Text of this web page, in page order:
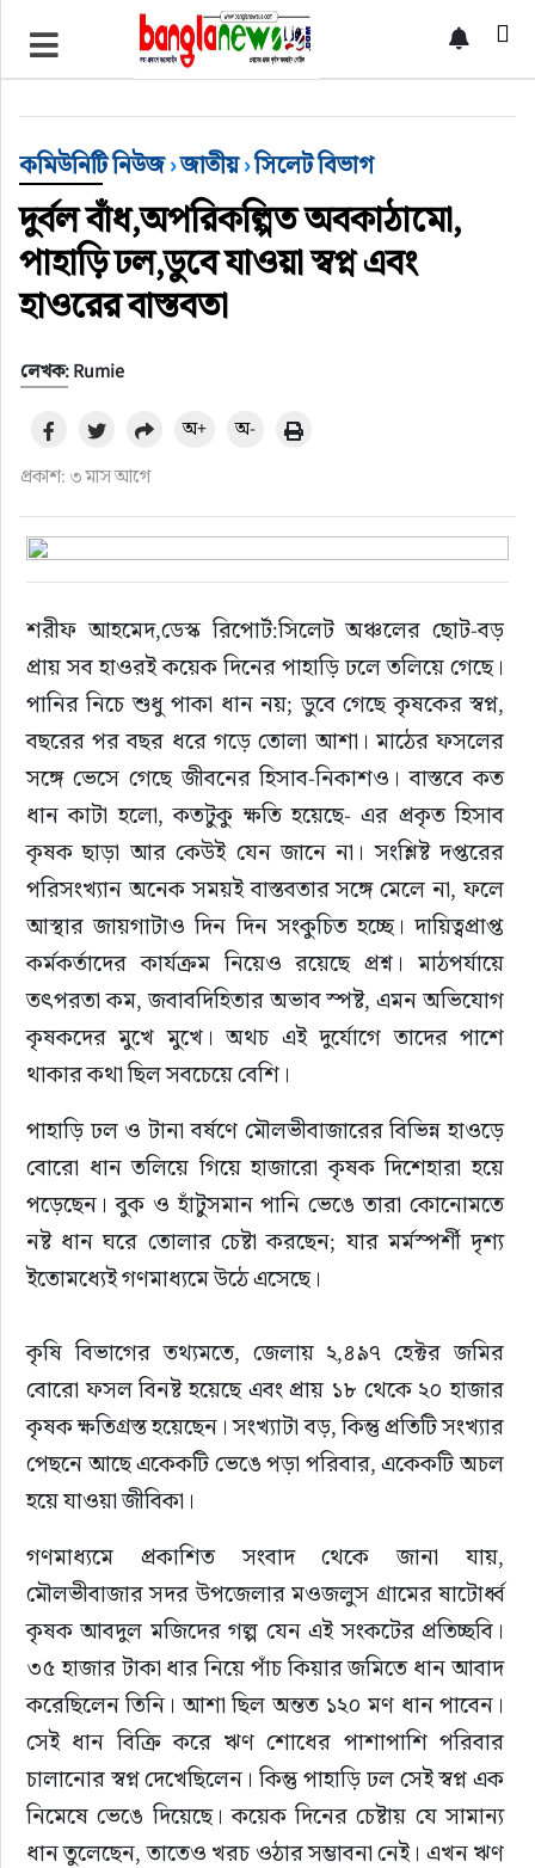
টপ নিউজ
ইন্টারন্যাশনাল
সিলেট বিভাগ
মার্কিন যুক্তরাষ্ট্র
নিউইয়র্ক
ইউরোপ
জাতীয়
তারুণ্য
সময়ের প্রলাপ
কমিউনিটি নিউজ›জাতীয়›সিলেট বিভাগ
দুর্বল বাঁধ,অপরিকল্পিত অবকাঠামো,
পাহাড়ি ঢল,ডুবে যাওয়া স্বপ্ন এবং
হাওরের বাস্তবতা
লেখক: Rumie
প্রকাশ: ৩ মাস আগে
অ+ অ-
শরীফ আহমেদ,ডেস্ক রিপোর্ট:সিলেট অঞ্চলের ছোট-বড়
প্রায় সব হাওরই কয়েক দিনের পাহাড়ি ঢলে তলিয়ে গেছে।
পানির নিচে শুধু পাকা ধান নয়; ডুবে গেছে কৃষকের স্বপ্ন,
বছরের পর বছর ধরে গড়ে তোলা আশা। মাঠের ফসলের
সঙ্গে ভেসে গেছে জীবনের হিসাব-নিকাশও। বাস্তবে কত
ধান কাটা হলো, কতটুকু ক্ষতি হয়েছে- এর প্রকৃত হিসাব
কৃষক ছাড়া আর কেউই যেন জানে না। সংশ্লিষ্ট দপ্তরের
পরিসংখ্যান অনেক সময়ই বাস্তবতার সঙ্গে মেলে না, ফলে
আস্থার জায়গাটাও দিন দিন সংকুচিত হচ্ছে। দায়িত্বপ্রাপ্ত
কর্মকর্তাদের কার্যক্রম নিয়েও রয়েছে প্রশ্ন। মাঠপর্যায়ে
তৎপরতা কম, জবাবদিহিতার অভাব স্পষ্ট, এমন অভিযোগ
কৃষকদের মুখে মুখে। অথচ এই দুর্যোগে তাদের পাশে
থাকার কথা ছিল সবচেয়ে বেশি।
পাহাড়ি ঢল ও টানা বর্ষণে মৌলভীবাজারের বিভিন্ন হাওড়ে
বোরো ধান তলিয়ে গিয়ে হাজারো কৃষক দিশেহারা হয়ে
পড়েছেন। বুক ও হাঁটুসমান পানি ভেঙে তারা কোনোমতে
নষ্ট ধান ঘরে তোলার চেষ্টা করছেন; যার মর্মস্পর্শী দৃশ্য
ইতোমধ্যেই গণমাধ্যমে উঠে এসেছে।
কৃষি বিভাগের তথ্যমতে, জেলায় ২,৪৯৭ হেক্টর জমির
বোরো ফসল বিনষ্ট হয়েছে এবং প্রায় ১৮ থেকে ২০ হাজার
কৃষক ক্ষতিগ্রস্ত হয়েছেন। সংখ্যাটা বড়, কিন্তু প্রতিটি সংখ্যার
পেছনে আছে একেকটি ভেঙে পড়া পরিবার, একেকটি অচল
হয়ে যাওয়া জীবিকা।
গণমাধ্যমে প্রকাশিত সংবাদ থেকে জানা যায়,
মৌলভীবাজার সদর উপজেলার মওজলুস গ্রামের ষাটোর্ধ্ব
কৃষক আবদুল মজিদের গল্প যেন এই সংকটের প্রতিচ্ছবি।
৩৫ হাজার টাকা ধার নিয়ে পাঁচ কিয়ার জমিতে ধান আবাদ
করেছিলেন তিনি। আশা ছিল অন্তত ১২০ মণ ধান পাবেন।
সেই ধান বিক্রি করে ঋণ শোধের পাশাপাশি পরিবার
চালানোর স্বপ্ন দেখেছিলেন। কিন্তু পাহাড়ি ঢল সেই স্বপ্ন এক
নিমেষে ভেঙে দিয়েছে। কয়েক দিনের চেষ্টায় যে সামান্য
ধান তুলেছেন, তাতেও খরচ ওঠার সম্ভাবনা নেই। এখন ঋণ